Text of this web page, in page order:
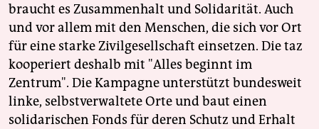
braucht es Zusammenhalt und Solidarität. Auch
und vor allem mit den Menschen, die sich vor Ort
für eine starke Zivilgesellschaft einsetzen. Die taz
kooperiert deshalb mit "Alles beginnt im
Zentrum". Die Kampagne unterstützt bundesweit
linke, selbstverwaltete Orte und baut einen
solidarischen Fonds für deren Schutz und Erhalt